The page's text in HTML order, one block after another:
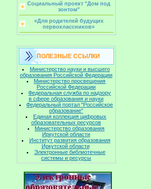
Социальный проект "Дом под
зонтом"
«Для родителей будущих
первоклассников»
ПОЛЕЗНЫЕ ССЫЛКИ
Министерство науки и высшего
образования Российской Федерации
Министерство просвещения
Российской Федерации
Федеральная служба по надзору
в сфере образования и науки
Федеральный портал "Российское
образование"
Единая коллекция цифровых
образовательных ресурсов
Министерство образования
Иркутской области
Институт развития образования
Иркутской области
Электронные библиотечные
системы и ресурсы